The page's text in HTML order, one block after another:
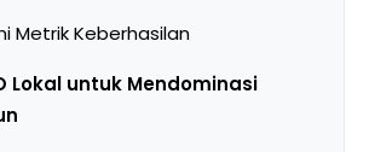
Metrik Keberhasilan
Lokal untuk Mendominasi